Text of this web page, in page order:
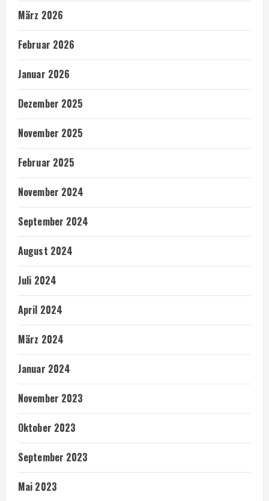
März 2026
Februar 2026
Januar 2026
Dezember 2025
November 2025
Februar 2025
November 2024
September 2024
August 2024
Juli 2024
April 2024
März 2024
Januar 2024
November 2023
Oktober 2023
September 2023
Mai 2023